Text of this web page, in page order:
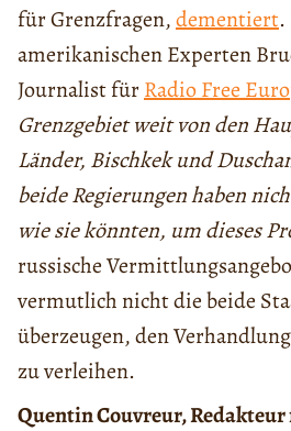
für Grenzfragen,dementiert
amerikanischen Experten
Journalist fürRadio Free
Grenzgebiet weit von den
Länder, Bischkek und
beide Regierungen haben
wie sie könnten, um dieses
russische
vermutlich nicht die beide
überzeugen, den
zu verleihen.
Quentin Couvreur,